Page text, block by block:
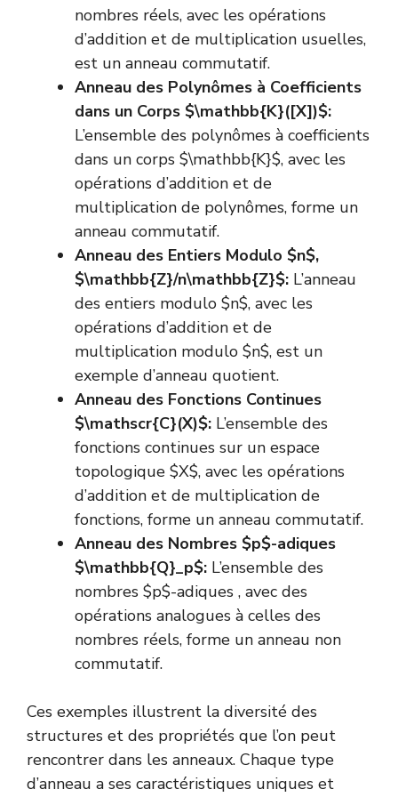
nombres réels, avec les opérations
d’addition et de multiplication usuelles,
est un anneau commutatif.
Anneau des Polynômes à Coefficients
dans un Corps $\mathbb{K}([X])$:
L’ensemble des polynômes à coefficients
dans un corps $\mathbb{K}$, avec les
opérations d’addition et de
multiplication de polynômes, forme un
anneau commutatif.
Anneau des Entiers Modulo $n$,
$\mathbb{Z}/n\mathbb{Z}$: L’anneau
des entiers modulo $n$, avec les
opérations d’addition et de
multiplication modulo $n$, est un
exemple d’anneau quotient.
Anneau des Fonctions Continues
$\mathscr{C}(X)$: L’ensemble des
fonctions continues sur un espace
topologique $X$, avec les opérations
d’addition et de multiplication de
fonctions, forme un anneau commutatif.
Anneau des Nombres $p$-adiques
$\mathbb{Q}_p$: L’ensemble des
nombres $p$-adiques , avec des
opérations analogues à celles des
nombres réels, forme un anneau non
commutatif.
Ces exemples illustrent la diversité des
structures et des propriétés que l’on peut
rencontrer dans les anneaux. Chaque type
d’anneau a ses caractéristiques uniques et